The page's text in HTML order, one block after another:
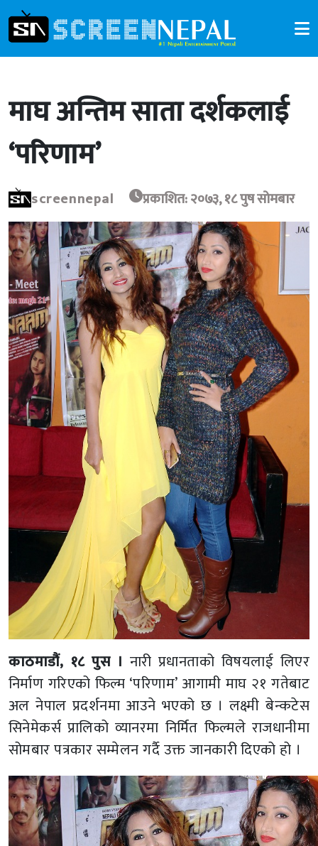
माघ अन्तिम साता दर्शकलाई
‘परिणाम’
screennepal प्रकाशित: २०७३, १८ पुष सोमबार
काठमाडौं, १८ पुस । नारी प्रधानताको विषयलाई लिएर
निर्माण गरिएको फिल्म ‘परिणाम’ आगामी माघ २१ गतेबाट
अल नेपाल प्रदर्शनमा आउने भएको छ । लक्ष्मी बेन्कटेस
सिनेमेकर्स प्रालिको व्यानरमा निर्मित फिल्मले राजधानीमा
सोमबार पत्रकार सम्मेलन गर्दै उक्त जानकारी दिएको हो ।